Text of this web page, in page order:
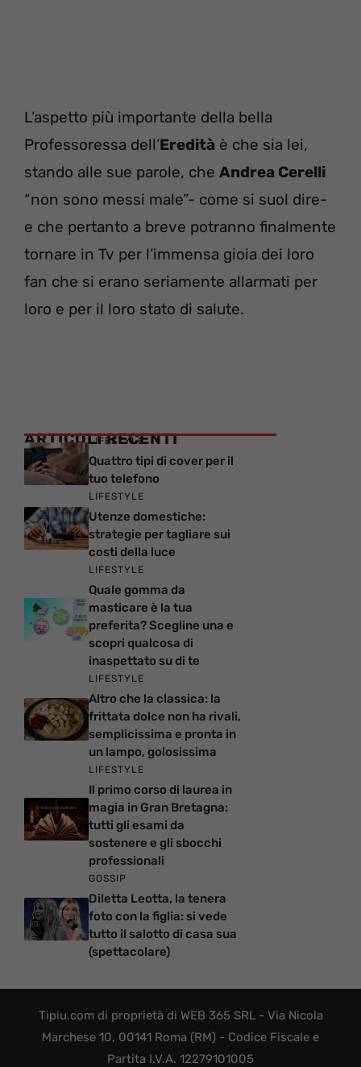
L’aspetto più importante della bella
Professoressa dell’Eredità è che sia lei,
stando alle sue parole, che Andrea Cerelli
“non sono messi male”- come si suol dire-
e che pertanto a breve potranno finalmente
tornare in Tv per l’immensa gioia dei loro
fan che si erano seriamente allarmati per
loro e per il loro stato di salute.
ARTICOLI RECENTI
LIFESTYLE
Quattro tipi di cover per il
tuo telefono
LIFESTYLE
Utenze domestiche:
strategie per tagliare sui
costi della luce
LIFESTYLE
Quale gomma da
masticare è la tua
preferita? Scegline una e
scopri qualcosa di
inaspettato su di te
LIFESTYLE
Altro che la classica: la
frittata dolce non ha rivali,
semplicissima e pronta in
un lampo, golosissima
LIFESTYLE
Il primo corso di laurea in
magia in Gran Bretagna:
tutti gli esami da
sostenere e gli sbocchi
professionali
GOSSIP
Diletta Leotta, la tenera
foto con la figlia: si vede
tutto il salotto di casa sua
(spettacolare)
Tipiu.com di proprietà di WEB 365 SRL - Via Nicola
Marchese 10, 00141 Roma (RM) - Codice Fiscale e
Partita I.V.A. 12279101005